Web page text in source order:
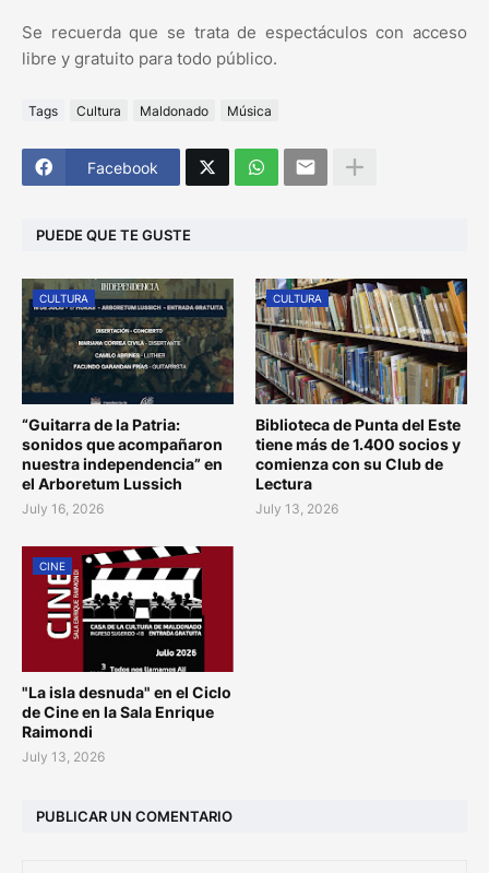
Se recuerda que se trata de espectáculos con acceso
libre y gratuito para todo público.
Tags Cultura Maldonado Música
Facebook
PUEDE QUE TE GUSTE
CULTURA
“Guitarra de la Patria:
sonidos que acompañaron
nuestra independencia” en
el Arboretum Lussich
July 16, 2026
CULTURA
Biblioteca de Punta del Este
tiene más de 1.400 socios y
comienza con su Club de
Lectura
July 13, 2026
CINE
"La isla desnuda" en el Ciclo
de Cine en la Sala Enrique
Raimondi
July 13, 2026
PUBLICAR UN COMENTARIO